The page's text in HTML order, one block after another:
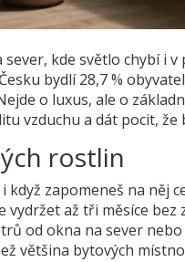
kde světlo chybí i v
bydlí 28,7 %
o luxus, ale o
vzduchu a dát pocit, že
rostlin
zapomeneš na něj
až tři měsíce bez
od okna na sever
většina bytových